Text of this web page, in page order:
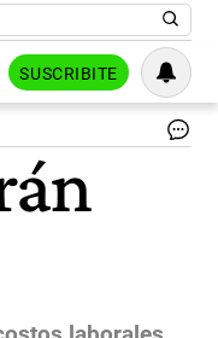
SUSCRIBITE